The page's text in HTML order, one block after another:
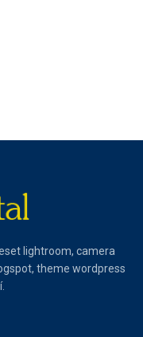
lightroom, camera
theme wordpress